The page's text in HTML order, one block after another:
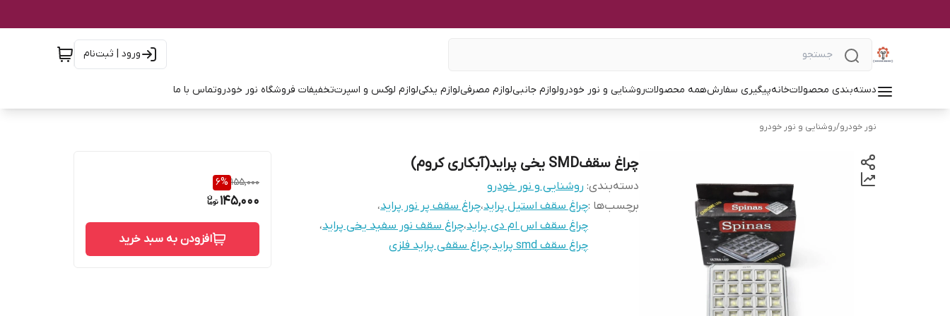
ورود | ثبت‌نام
دسته‌بندی محصولاتخانهپیگیری سفارشهمه محصولاتروشنایی و نور خودرولوازم جانبیلوازم مصرفیلوازم یدکیلوازم لوکس و اسپرتتخفیفات فروشگاه نور خودروتماس با ما
نور خودرو/روشنایی و نور خودرو
چراغ سقفSMD یخی پراید(آبکاری کروم)
دسته‌بندی: روشنایی و نور خودرو
برچسب‌ها :چراغ سقف استیل پراید،چراغ سقف پر نور پراید،
چراغ سقف اس ام دی پراید،چراغ سقف نور سفید یخی پراید،
چراغ سقف smd پراید
،چراغ سقفی پراید فلزی
155,000
6%
145,000
افزودن به سبد خرید